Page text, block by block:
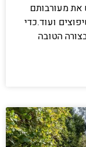
את מעורבותם
ועוד.כדי
הטובה